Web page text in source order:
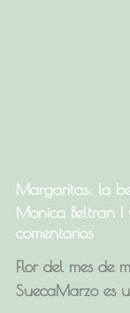
Margaritas: la
Monica Beltran
comentarios
Flor del mes de
SuecaMarzo es